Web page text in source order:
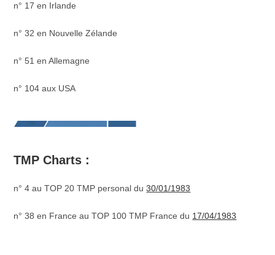
n° 17 en Irlande
n° 32 en Nouvelle Zélande
n° 51 en Allemagne
n° 104 aux USA
TMP Charts :
n° 4 au TOP 20 TMP personal du30/01/1983
n° 38 en France au TOP 100 TMP France du 17/04/1983